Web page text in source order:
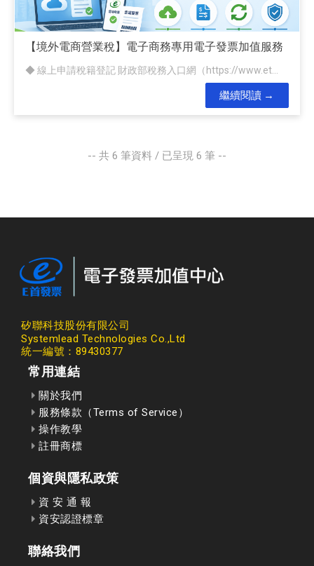
【境外電商營業稅】電子商務專用電子發票加值服務
◆ 線上申請稅籍登記 財政部稅務入口網（https://www.et...
繼續閱讀
-- 共 6 筆資料 / 已呈現 6 筆 --
矽聯科技股份有限公司
Systemlead Technologies Co.,Ltd
統一編號：89430377
常用連結
關於我們
服務條款（Terms of Service）
操作教學
註冊商標
個資與隱私政策
資 安 通 報
資安認證標章
聯絡我們